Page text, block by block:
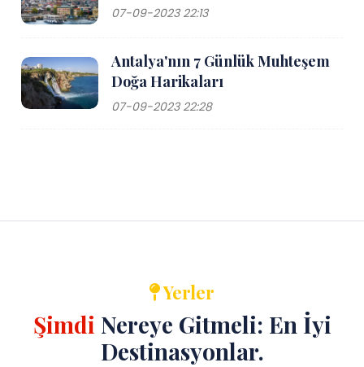
07-09-2023 22:13
Antalya'nın 7 Günlük Muhteşem
Doğa Harikaları
07-09-2023 22:28
Yerler
Şimdi Nereye Gitmeli: En İyi
Destinasyonlar.